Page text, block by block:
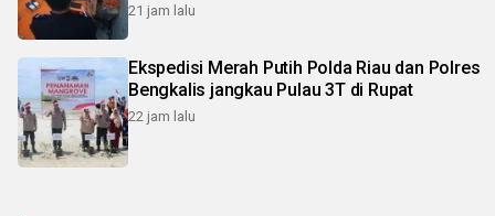
21 jam lalu
Ekspedisi Merah Putih Polda Riau dan Polres
Bengkalis jangkau Pulau 3T di Rupat
22 jam lalu